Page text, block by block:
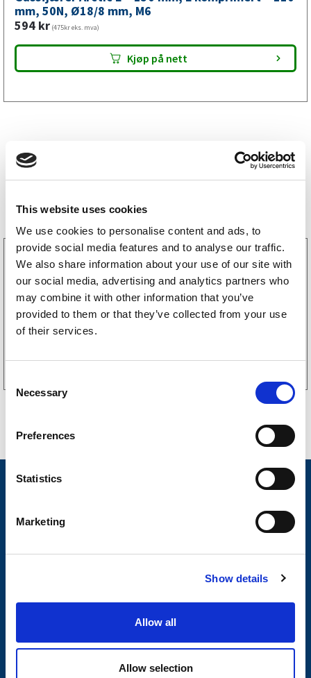
This website uses cookies
We use cookies to personalise content and ads, to
provide social media features and to analyse our traffic.
We also share information about your use of our site with
our social media, advertising and analytics partners who
may combine it with other information that you’ve
provided to them or that they’ve collected from your use
of their services.
n
Necessary
Preferences
Statistics
Marketing
Show details
Allow all
Allow selection
mm,
M6
antall
mm, 50N, Ø18/8 mm, M6
594 kr (475kr eks. mva)
Kjøp på nett
Bestselgere
3160052
LGF skilt Selvklebende
256kr (205kr eks. mva)
Nyheter
Kontakt